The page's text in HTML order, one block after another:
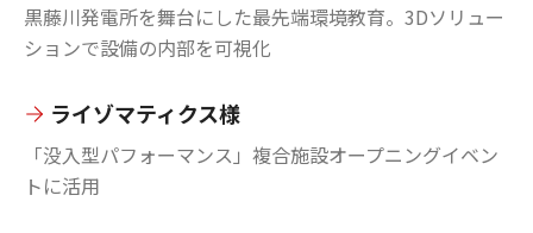
黒藤川発電所を舞台にした最先端環境教育。3Dソリュー
ションで設備の内部を可視化
ライゾマティクス様
「没入型パフォーマンス」複合施設オープニングイベン
トに活用